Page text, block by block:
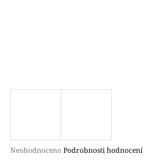
Průměrné
Neohodnoceno Podrobnosti hodnocení